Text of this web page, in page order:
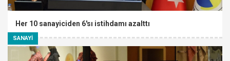
SANAYİ
Her 10 sanayiciden 6'sı istihdamı azalttı